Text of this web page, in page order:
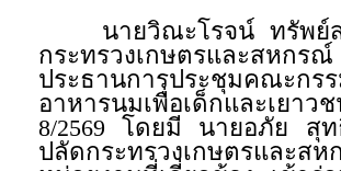
นายวิณะโรจน์ ทรัพย์ส่
กระทรวงเกษตรและส
ประธานการประชุมคณะกร
อาหารนมเพื่อเด็กและเย
8/2569 โดยมี นายอภัย สุ
ปลัดกระทรวงเกษตรและ